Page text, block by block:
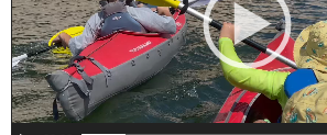
ヤ
ー